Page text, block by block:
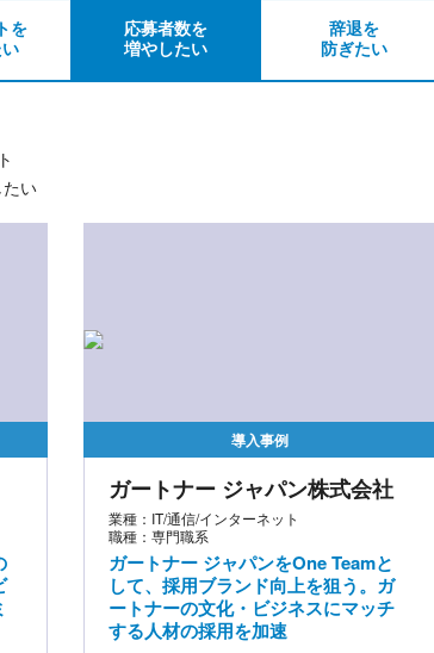
を
応募者数を
増やしたい
辞退を
防ぎたい
い
導入事例
ガートナー ジャパン株式会社
業種：IT/通信/インターネット
職種：専門職系
ガートナー ジャパンをOne Teamと
して、採用ブランド向上を狙う。ガ
ートナーの文化・ビジネスにマッチ
する人材の採用を加速